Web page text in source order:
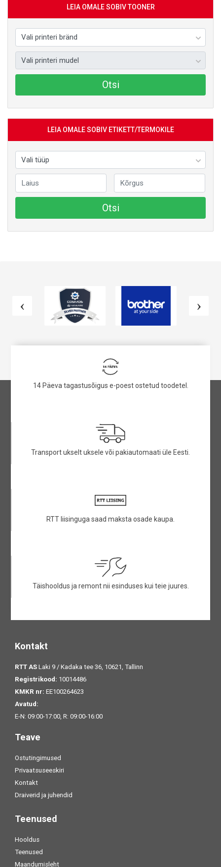
LEIA OMALE SOBIV TOONER
Otsi
LEIA OMALE SOBIV ETIKETT/TERMOKILE
Otsi
14 Päeva tagastusõigus e-poest ostetud toodetel.
Transport ukselt uksele või pakiautomaati üle Eesti.
RTT liisinguga saad maksta osade kaupa.
Täishooldus ja remont nii esinduses kui teie juures.
Kontakt
RTT AS Laki 9 / Kadaka tee 36, 10621, Tallinn
Registrikood: 10014486
KMKR nr: EE100264623
Avatud:
E-N: 09:00-17:00, R: 09:00-16:00
Teave
Ostutingimused
Privaatsuseeskiri
Kontakt
Draiverid ja juhendid
Teenused
Hooldus
Teenused
Maandumisleht